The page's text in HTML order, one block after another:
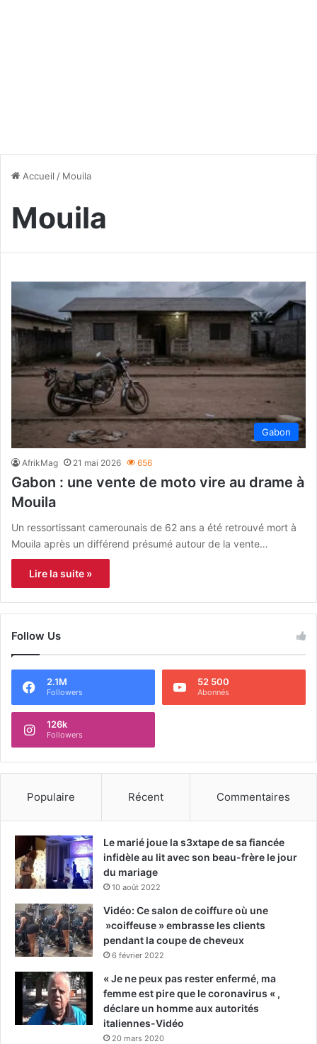
Accueil / Mouila
Mouila
Gabon
AfrikMag 21 mai 2026 656
Gabon : une vente de moto vire au drame à
Mouila
Un ressortissant camerounais de 62 ans a été retrouvé mort à
Mouila après un différend présumé autour de la vente…
Lire la suite »
Follow Us
2.1M
Followers
52 500
Abonnés
126k
Followers
Populaire Récent Commentaires
Le marié joue la s3xtape de sa fiancée
infidèle au lit avec son beau-frère le jour
du mariage
10 août 2022
Vidéo: Ce salon de coiffure où une
»coiffeuse » embrasse les clients
pendant la coupe de cheveux
6 février 2022
« Je ne peux pas rester enfermé, ma
femme est pire que le coronavirus « ,
déclare un homme aux autorités
italiennes-Vidéo
20 mars 2020